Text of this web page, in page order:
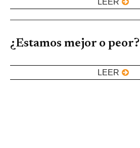
¿Estamos mejor o peor?
LEER